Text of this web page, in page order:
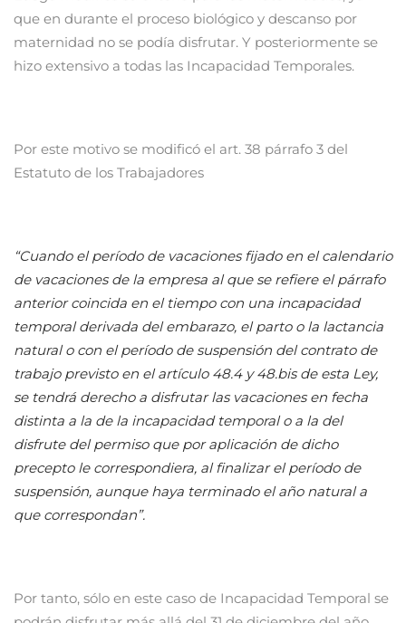
que en durante el proceso biológico y descanso por
maternidad no se podía disfrutar. Y posteriormente se
hizo extensivo a todas las Incapacidad Temporales.
Por este motivo se modificó el art. 38 párrafo 3 del
Estatuto de los Trabajadores
“Cuando el período de vacaciones fijado en el calendario
de vacaciones de la empresa al que se refiere el párrafo
anterior coincida en el tiempo con una incapacidad
temporal derivada del embarazo, el parto o la lactancia
natural o con el período de suspensión del contrato de
trabajo previsto en el artículo 48.4 y 48.bis de esta Ley,
se tendrá derecho a disfrutar las vacaciones en fecha
distinta a la de la incapacidad temporal o a la del
disfrute del permiso que por aplicación de dicho
precepto le correspondiera, al finalizar el período de
suspensión, aunque haya terminado el año natural a
que correspondan”.
Por tanto, sólo en este caso de Incapacidad Temporal se